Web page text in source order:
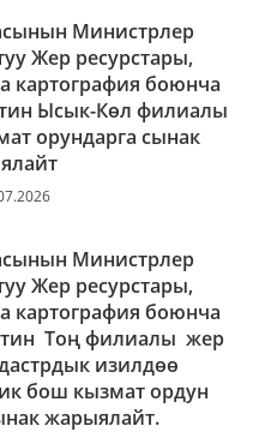
Министрлер
Жер ресурстары,
картография боюнча
Ысык-Көл филиалы
орундарга сынак
Министрлер
Жер ресурстары,
картография боюнча
Тоң филиалы жер
изилдөө
бош кызмат ордун
жарыялайт.